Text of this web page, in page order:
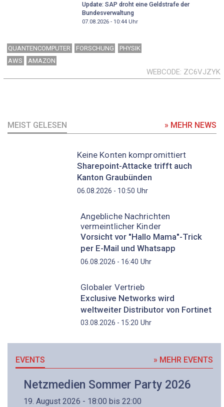
Update: SAP droht eine Geldstrafe der
Bundesverwaltung
07.08.2026 - 10:44Uhr
QUANTENCOMPUTER FORSCHUNG
PHYSIK
AWS
AMAZON
WEBCODE ZC6VJZYK
MEIST GELESEN » MEHR NEWS
Keine Konten kompromittiert
Sharepoint-Attacke trifft auch
Kanton Graubünden
06.08.2026 - 10:50 Uhr
Angebliche Nachrichten
vermeintlicher Kinder
Vorsicht vor "Hallo Mama"-Trick
per E-Mail und Whatsapp
06.08.2026 - 16:40 Uhr
Globaler Vertrieb
Exclusive Networks wird
weltweiter Distributor von Fortinet
03.08.2026 - 15:20 Uhr
EVENTS » MEHR EVENTS
Netzmedien Sommer Party 2026
19. August 2026 - 18:00 bis 22:00